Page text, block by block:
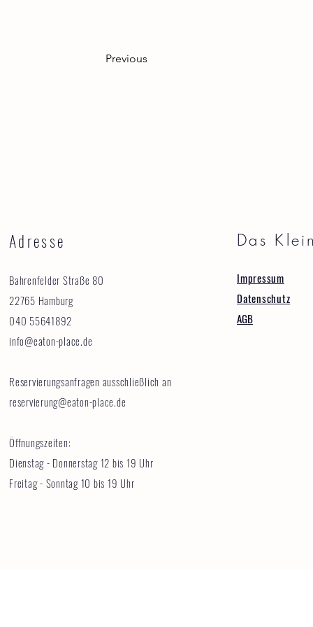
Previous
Adresse
Bahrenfelder Straße 80
22765 Hamburg
040 55641892
info@eaton-place.de
Reservierungsanfragen ausschließlich an
reservierung@eaton-place.de
Öffnungszeiten:
Dienstag - Donnerstag 12 bis 19 Uhr
Freitag - Sonntag 10 bis 19 Uhr
Das
Impressum
Datenschutz
AGB